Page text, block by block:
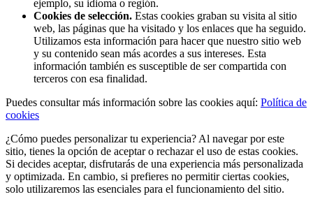
ejemplo, su idioma o región.
Cookies de selección. Estas cookies graban su visita al sitio
web, las páginas que ha visitado y los enlaces que ha seguido.
Utilizamos esta información para hacer que nuestro sitio web
y su contenido sean más acordes a sus intereses. Esta
información también es susceptible de ser compartida con
terceros con esa finalidad.
Puedes consultar más información sobre las cookies aquí: Política de
cookies
¿Cómo puedes personalizar tu experiencia? Al navegar por este
sitio, tienes la opción de aceptar o rechazar el uso de estas cookies.
Si decides aceptar, disfrutarás de una experiencia más personalizada
y optimizada. En cambio, si prefieres no permitir ciertas cookies,
solo utilizaremos las esenciales para el funcionamiento del sitio.